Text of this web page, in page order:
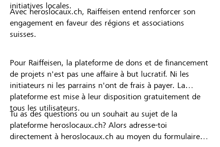
initiatives locales.
Avec heroslocaux.ch, Raiffeisen entend renforcer son
engagement en faveur des régions et associations
suisses.
Pour Raiffeisen, la plateforme de dons et de financement
de projets n'est pas une affaire à but lucratif. Ni les
initiateurs ni les parrains n'ont de frais à payer. La
plateforme est mise à leur disposition gratuitement de
tous les utilisateurs.
Tu as des questions ou un souhait au sujet de la
plateforme heroslocaux.ch? Alors adresse-toi
directement à heroslocaux.ch au moyen du formulaire